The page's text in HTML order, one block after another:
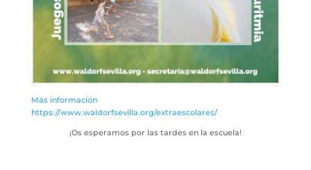
Más información
https://www.waldorfsevilla.org/extraescolares/
¡Os esperamos por las tardes en la escuela!